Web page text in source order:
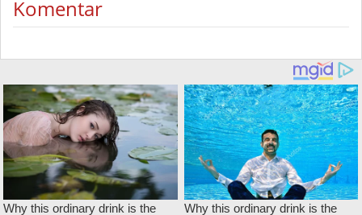
Komentar